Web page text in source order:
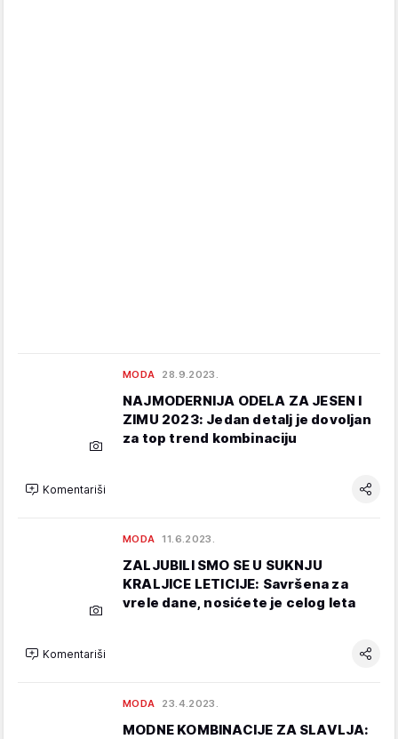
MODA 28.9.2023.
NAJMODERNIJA ODELA ZA JESEN I
ZIMU 2023: Jedan detalj je dovoljan
za top trend kombinaciju
Komentariši
MODA 11.6.2023.
ZALJUBILI SMO SE U SUKNJU
KRALJICE LETICIJE: Savršena za
vrele dane, nosićete je celog leta
Komentariši
MODA 23.4.2023.
MODNE KOMBINACIJE ZA SLAVLJA: